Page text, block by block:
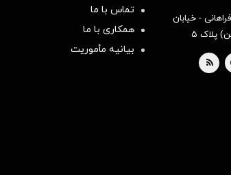
- خیابان
پلاک ۵
تماس با ما
همکاری با ما
بیانیه مأموریت